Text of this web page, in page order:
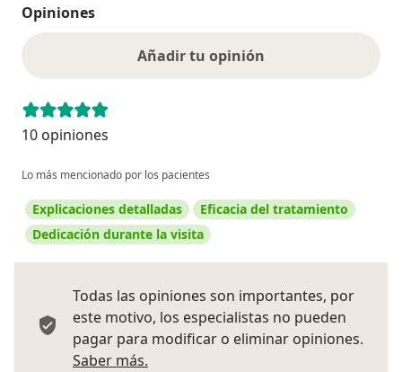
Opiniones
Añadir tu opinión
10 opiniones
Lo más mencionado por los pacientes
Explicaciones detalladas
Eficacia del tratamiento
Dedicación durante la visita
Todas las opiniones son importantes, por
este motivo, los especialistas no pueden
pagar para modificar o eliminar opiniones.
Saber más.